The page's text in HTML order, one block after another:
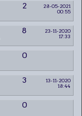
2
28-05-2021
00:55
8
23-11-2020
17:33
0
3
13-11-2020
18:44
0